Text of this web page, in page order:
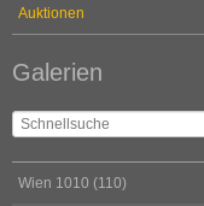
Auktionen
Galerien
Wien 1010 (110)